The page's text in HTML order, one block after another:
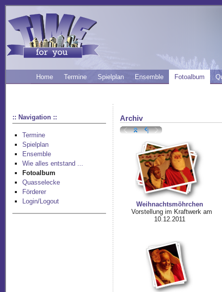
Home Termine Spielplan Ensemble Fotoalbum
:: Navigation ::
Termine
Spielplan
Ensemble
Wie alles entstand ...
Fotoalbum
Quasselecke
Förderer
Login/Logout
Archiv
Weihnachtsmöhrchen
Vorstellung im Kraftwerk am
10.12.2011